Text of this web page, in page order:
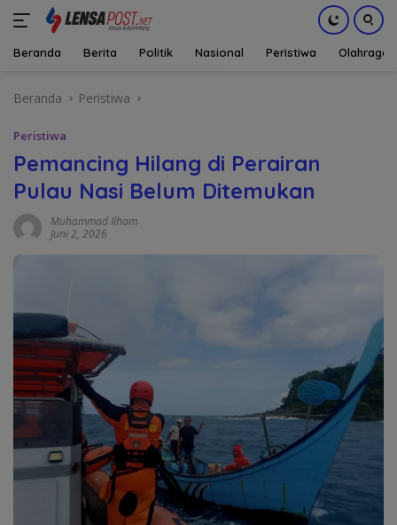
Beranda Berita Politik Nasional Peristiwa Olahraga
Beranda Peristiwa
Peristiwa
Pemancing Hilang di Perairan
Pulau Nasi Belum Ditemukan
Muhammad Ilham
Juni 2, 2026